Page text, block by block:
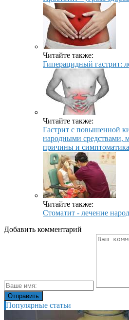
Читайте также:
Гиперацидный гастрит:
Читайте также:
Гастрит с повышенной
народными средствами,
причины и симптоматика
Читайте также:
Стоматит - лечение
Добавить комментарий
Популярные статьи